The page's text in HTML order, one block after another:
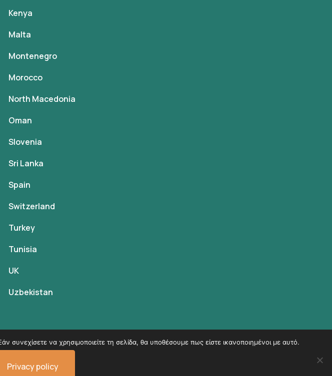
Kenya
Malta
Montenegro
Morocco
North Macedonia
Oman
Slovenia
Sri Lanka
Spain
Switzerland
Turkey
Tunisia
UK
Uzbekistan
by Victoria Kokka.
να χρησιμοποιείτε τη σελίδα, θα υποθέσουμε πως είστε ικανοποιημένοι με αυτό.
Privacy policy